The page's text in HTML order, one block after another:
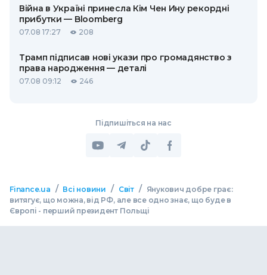
Війна в Україні принесла Кім Чен Ину рекордні
прибутки — Bloomberg
07.08 17:27 208
Трамп підписав нові укази про громадянство з
права народження — деталі
07.08 09:12 246
Підпишіться на нас
Finance.ua / Всі новини / Світ /
Янукович добре грає:
витягує, що можна, від РФ, але все одно знає, що буде в
Європі - перший президент Польщі